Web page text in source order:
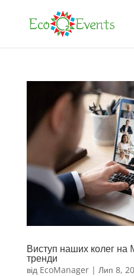
Виступ наших колег на
тренди
від EcoManager| Лип 8,